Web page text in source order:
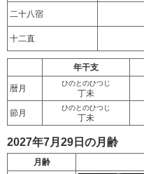
二十八宿
十二直
年干支
暦月
ひのとのひつじ
丁未
節月
ひのとのひつじ
丁未
2027年7月29日の月齢
月齢